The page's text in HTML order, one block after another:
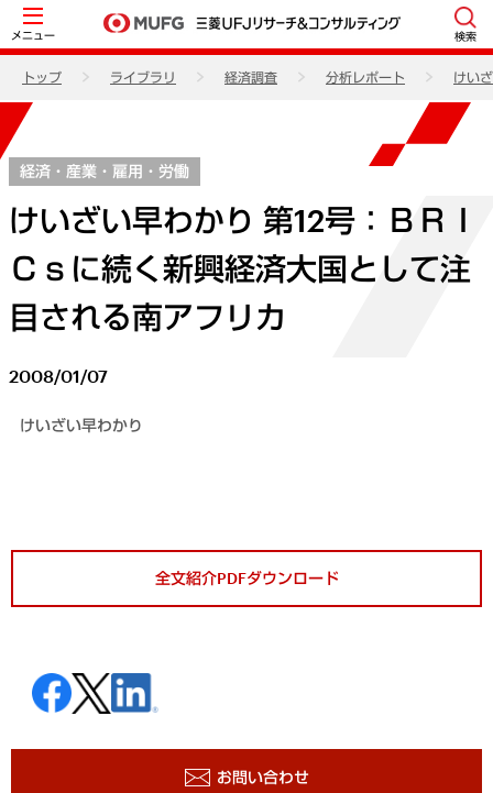
メニュー 検索
トップ ライブラリ 経済調査 分析レポート けい
経済・産業・雇用・労働
けいざい早わかり 第12号：ＢＲＩ
Ｃｓに続く新興経済大国として注
目される南アフリカ
2008/01/07
けいざい早わかり
全文紹介PDFダウンロード
お問い合わせ